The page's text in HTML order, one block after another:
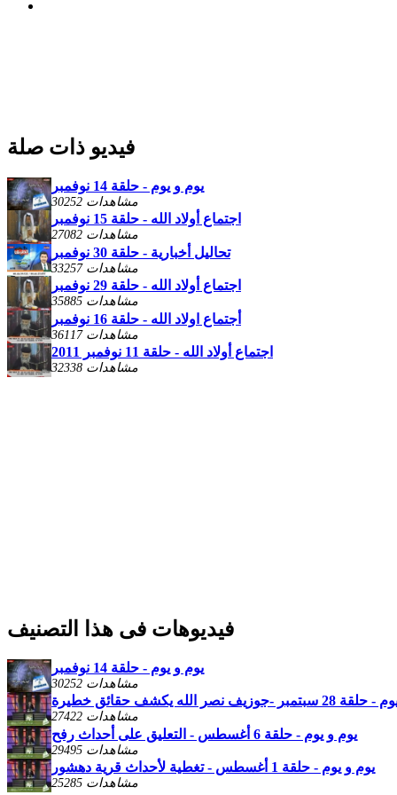
فيديو ذات صلة
يوم و يوم - حلقة 14 نوفمبر
30252 مشاهدات
اجتماع أولاد الله - حلقة 15 نوفمبر
27082 مشاهدات
تحاليل أخبارية - حلقة 30 نوفمبر
33257 مشاهدات
اجتماع أولاد الله - حلقة 29 نوفمبر
35885 مشاهدات
أجتماع اولاد الله - حلقة 16 نوفمبر
36117 مشاهدات
اجتماع أولاد الله - حلقة 11 نوفمبر 2011
32338 مشاهدات
فيديوهات فى هذا التصنيف
يوم و يوم - حلقة 14 نوفمبر
30252 مشاهدات
-جوزيف نصر الله يكشف حقائق خطيرة
27422 مشاهدات
يوم و يوم - حلقة 6 أغسطس - التعليق على أحداث رفح
29495 مشاهدات
يوم و يوم - حلقة 1 أغسطس - تغطية لأحداث قرية دهشور
25285 مشاهدات